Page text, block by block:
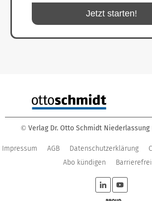
Jetzt starten!
© Verlag Dr. Otto Schmidt Niederlassung
Impressum AGB Datenschutzerklärung
Abo kündigen